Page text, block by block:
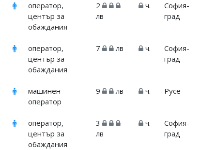
оператор,
център за
обаждания
2
лв
ч.
София-
град
оператор,
център за
обаждания
7 лв ч.
София-
град
машинен
оператор
9 лв ч. Русе
оператор,
център за
обаждания
3
лв
ч.
София-
град